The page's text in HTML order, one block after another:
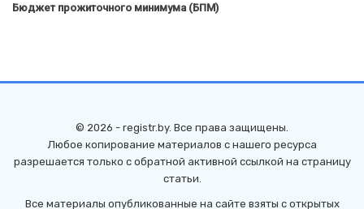
Бюджет прожиточного минимума (БПМ)
© 2026 - registr.by. Все права защищены.
Любое копирование материалов с нашего ресурса
разрешается только с обратной активной ссылкой на страницу
статьи.
Все материалы опубликованные на сайте взяты с открытых